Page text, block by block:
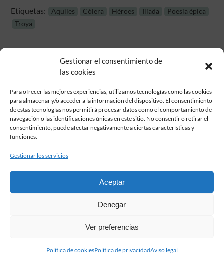
Gestionar el consentimiento de
las cookies
Para ofrecer las mejores experiencias, utilizamos tecnologías como las cookies
para almacenar y/o acceder a la información del dispositivo. El consentimiento
de estas tecnologías nos permitirá procesar datos como el comportamiento de
navegación o las identificaciones únicas en este sitio. No consentir o retirar el
consentimiento, puede afectar negativamente a ciertas características y
funciones.
Gestionar los servicios
Aceptar
Denegar
Ver preferencias
Política de cookiesPolítica de privacidadAviso legal
Etiquetas:
Aquiles Cólera Héroes Ilíada
Poesía épica
Troya
Fundación Pastor de Estudios Clásicos
Calle Serrano, 107. Madrid, 28006.
915617236
2026 Todos los derechos reservados © Fundación Pastor. Sitio web
FAQ Institucional
Condiciones de contratación
Aviso legal